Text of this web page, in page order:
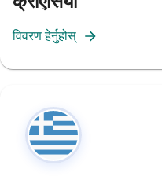
विवरण हेर्नुहोस्